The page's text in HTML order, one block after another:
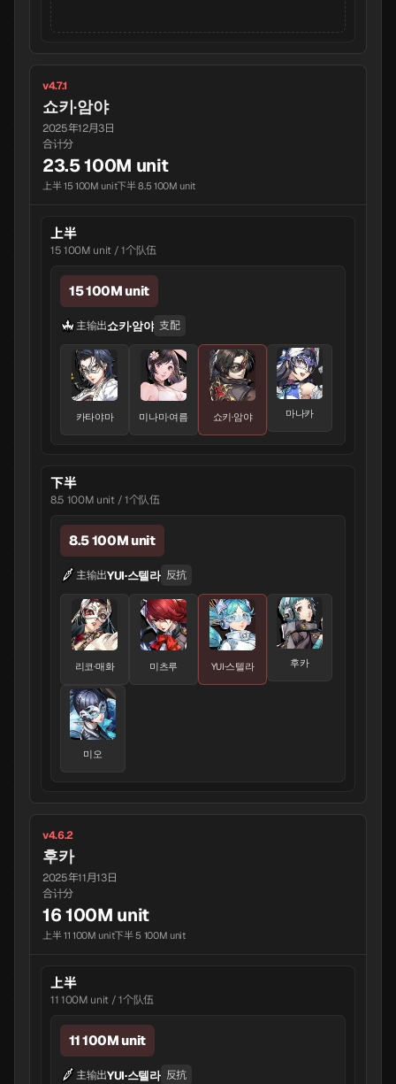
v4.7.1
쇼키·암야
2025年12月3日
合计分
23.5 100M unit
上半 15 100M unit下半 8.5 100M unit
上半
15 100M unit / 1个队伍
15 100M unit
主输出쇼키·암야 支配
카타야마 미나미·여름 쇼키·암야 마나카
下半
8.5 100M unit / 1个队伍
8.5 100M unit
主输出YUI·스텔라 反抗
리코·매화 미츠루 YUI·스텔라 후카
미오
v4.6.2
후카
2025年11月13日
合计分
16 100M unit
上半 11 100M unit下半 5 100M unit
上半
11 100M unit / 1个队伍
11 100M unit
主输出YUI·스텔라 反抗